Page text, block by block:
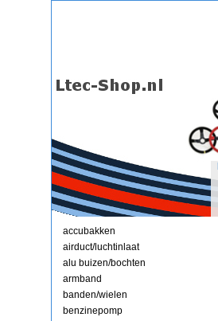
accubakken
airduct/luchtinlaat
alu buizen/bochten
armband
banden/wielen
benzinepomp